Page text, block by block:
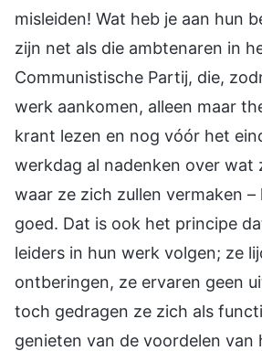
misleiden! Wat heb je aan hun
zijn net als die ambtenaren in
Communistische Partij, die,
werk aankomen, alleen maar
krant lezen en nog vóór het
werkdag al nadenken over wat
waar ze zich zullen vermaken –
goed. Dat is ook het principe
leiders in hun werk volgen; ze
ontberingen, ze ervaren geen
toch gedragen ze zich als
genieten van de voordelen van